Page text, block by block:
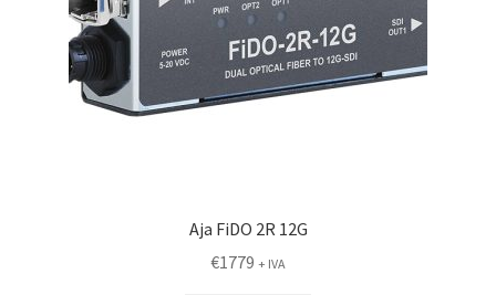
Aja FiDO 2R 12G
€1779 + IVA